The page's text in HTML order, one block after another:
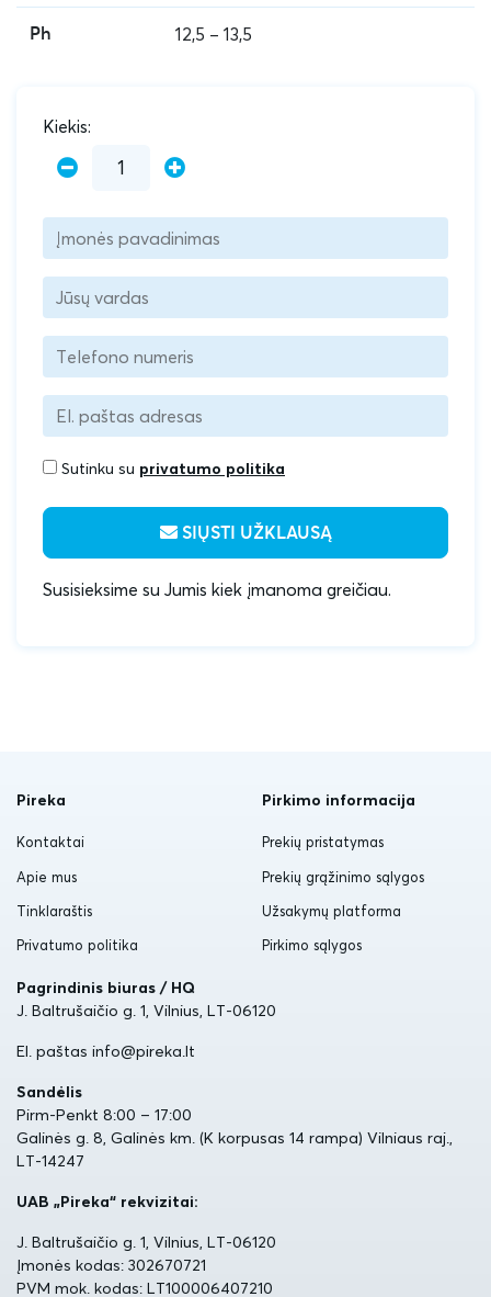
Ph 12,5 – 13,5
Kiekis:
Sutinku su privatumo politika
SIŲSTI UŽKLAUSĄ
Susisieksime su Jumis kiek įmanoma greičiau.
Pireka
Kontaktai
Apie mus
Tinklaraštis
Privatumo politika
Pirkimo informacija
Prekių pristatymas
Prekių grąžinimo sąlygos
Užsakymų platforma
Pirkimo sąlygos
Pagrindinis biuras / HQ
J. Baltrušaičio g. 1, Vilnius, LT-06120
El. paštas info@pireka.lt
Sandėlis
Pirm-Penkt 8:00 – 17:00
Galinės g. 8, Galinės km. (K korpusas 14 rampa) Vilniaus raj.,
LT-14247
UAB „Pireka“ rekvizitai:
J. Baltrušaičio g. 1, Vilnius, LT-06120
Įmonės kodas: 302670721
PVM mok. kodas: LT100006407210